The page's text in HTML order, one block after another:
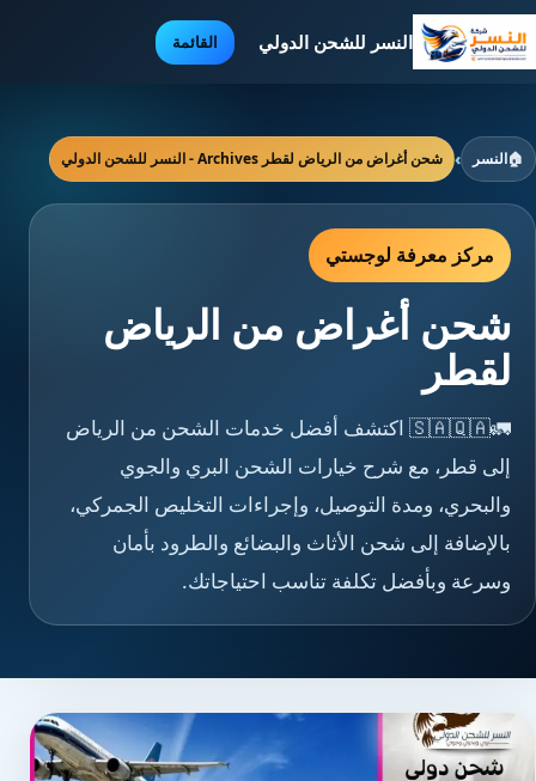
النسر للشحن الدولي القائمة
🏠النسر › شحن أغراض من الرياض لقطر Archives - النسر للشحن الدولي
مركز معرفة لوجستي
شحن أغراض من الرياض
لقطر
🚛🇸🇦🇶🇦 اكتشف أفضل خدمات الشحن من الرياض
إلى قطر، مع شرح خيارات الشحن البري والجوي
والبحري، ومدة التوصيل، وإجراءات التخليص الجمركي،
بالإضافة إلى شحن الأثاث والبضائع والطرود بأمان
وسرعة وبأفضل تكلفة تناسب احتياجاتك.